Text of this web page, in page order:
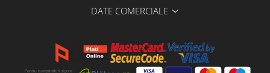
Piese Kleine
Piese Kleemann
DATE COMERCIALE